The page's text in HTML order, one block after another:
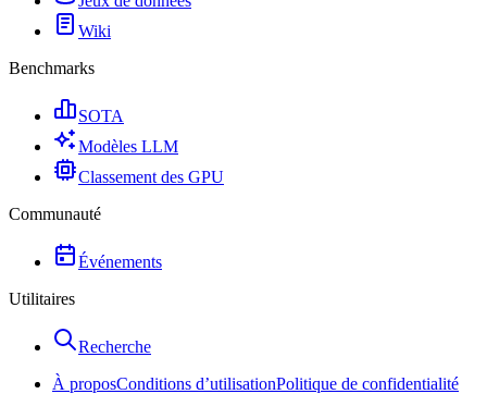
Wiki
Benchmarks
SOTA
Modèles LLM
Classement des GPU
Communauté
Événements
Utilitaires
Recherche
À proposConditions d’utilisationPolitique de confidentialité